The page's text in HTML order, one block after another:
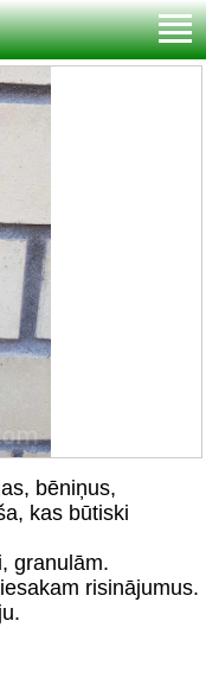
bēniņus,
kas būtiski
granulām.
risinājumus.